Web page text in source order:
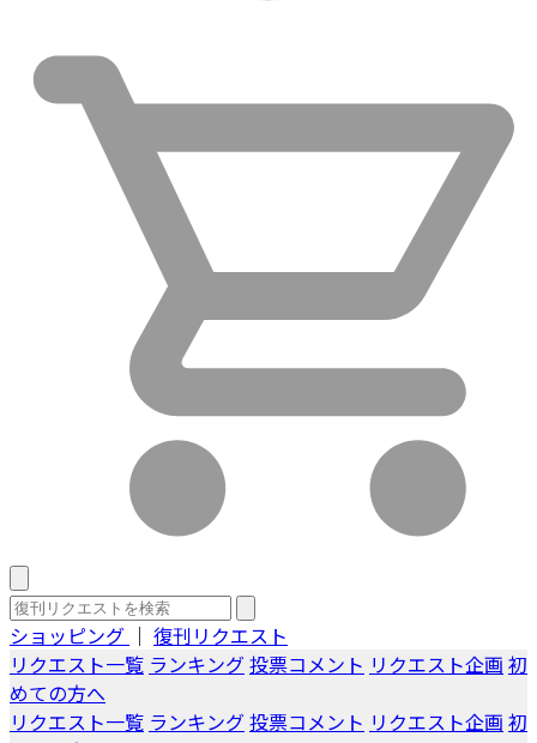
ショッピング ｜ 復刊リクエスト
リクエスト一覧 ランキング投票コメント リクエスト企画 初
めての方へ
リクエスト一覧 ランキング投票コメント リクエスト企画 初